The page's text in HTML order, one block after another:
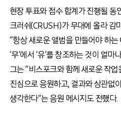
현장 투표와 점수 합계가 진행될 동
크러쉬(CRUSH)가 무대에 올라 감
“항상 새로운 앨범을 만들어야 하는
‘무’에서 ‘유’를 창조하는 것이 얼
그는 “비스포크와 함께 새로운 작
진심으로 응원하고, 결과와 상관없
생각한다”는 응원 메시지도 전했다.